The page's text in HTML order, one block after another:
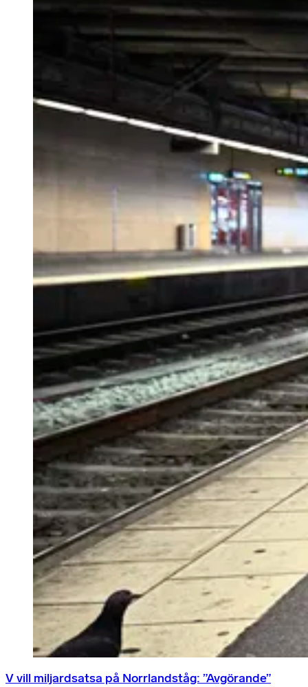
V vill miljardsatsa på Norrlandståg: ”Avgörande”